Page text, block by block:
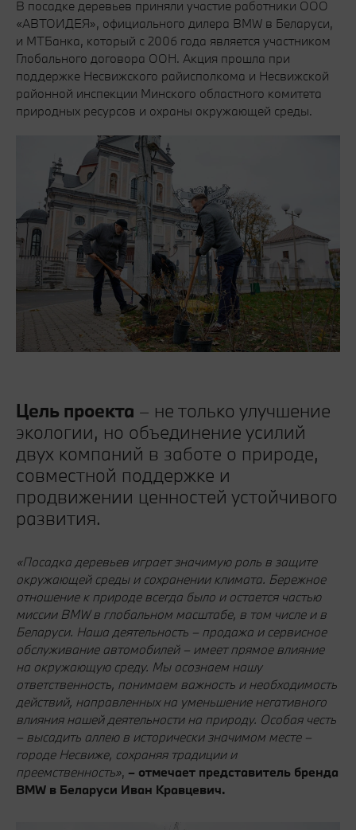
В посадке деревьев приняли участие работники ООО
«АВТОИДЕЯ», официального дилера BMW в Беларуси,
и МТБанка, который с 2006 года является участником
Глобального договора ООН. Акция прошла при
поддержке Несвижского райисполкома и Несвижской
районной инспекции Минского областного комитета
природных ресурсов и охраны окружающей среды.
Цель проекта – не только улучшение
экологии, но объединение усилий
двух компаний в заботе о природе,
совместной поддержке и
продвижении ценностей устойчивого
развития.
«Посадка деревьев играет значимую роль в защите
окружающей среды и сохранении климата. Бережное
отношение к природе всегда было и остается частью
миссии BMW в глобальном масштабе, в том числе и в
Беларуси. Наша деятельность – продажа и сервисное
обслуживание автомобилей – имеет прямое влияние
на окружающую среду. Мы осознаем нашу
ответственность, понимаем важность и необходимость
действий, направленных на уменьшение негативного
влияния нашей деятельности на природу. Особая честь
– высадить аллею в исторически значимом месте –
городе Несвиже, сохраняя традиции и
преемственность», – отмечает представитель бренда
BMW в Беларуси Иван Кравцевич.